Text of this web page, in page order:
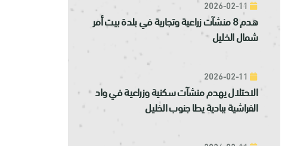
هدم 8 منشآت زراعية وتجارية في بلدة بيت أمر
شمال الخليل
الاحتلال يهدم منشآت سكنية وزراعية في واد
الفراشية ببادية يطا جنوب الخليل